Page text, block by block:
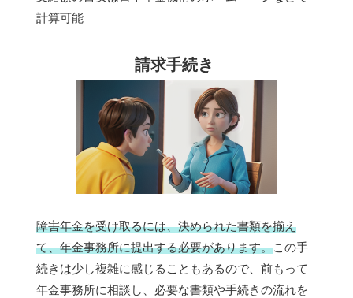
計算可能
請求手続き
障害年金を受け取るには、決められた書類を揃え
て、年金事務所に提出する必要があります。この手
続きは少し複雑に感じることもあるので、前もって
年金事務所に相談し、必要な書類や手続きの流れを